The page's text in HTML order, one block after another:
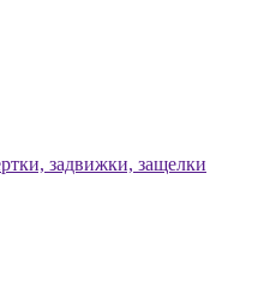
задвижки, защелки